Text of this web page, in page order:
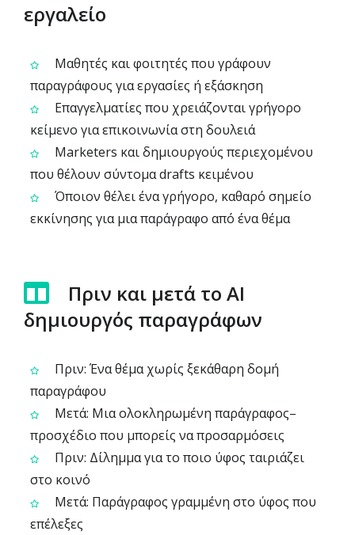
εργαλείο
Μαθητές και φοιτητές που γράφουν
παραγράφους για εργασίες ή εξάσκηση
Επαγγελματίες που χρειάζονται γρήγορο
κείμενο για επικοινωνία στη δουλειά
Marketers και δημιουργούς περιεχομένου
που θέλουν σύντομα drafts κειμένου
Όποιον θέλει ένα γρήγορο, καθαρό σημείο
εκκίνησης για μια παράγραφο από ένα θέμα
Πριν και μετά το AI
δημιουργός παραγράφων
Πριν: Ένα θέμα χωρίς ξεκάθαρη δομή
παραγράφου
Μετά: Μια ολοκληρωμένη παράγραφος–
προσχέδιο που μπορείς να προσαρμόσεις
Πριν: Δίλημμα για το ποιο ύφος ταιριάζει
στο κοινό
Μετά: Παράγραφος γραμμένη στο ύφος που
επέλεξες